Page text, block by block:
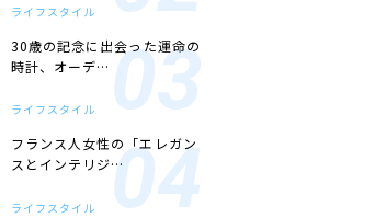
ライフスタイル
30歳の記念に出会った運命の
時計、オーデ…
ライフスタイル
フランス人女性の「エレガン
スとインテリジ…
ライフスタイル